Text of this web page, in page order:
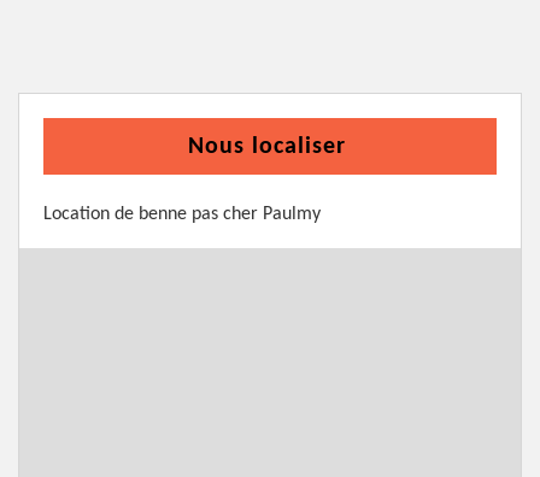
Nous localiser
Location de benne pas cher Paulmy